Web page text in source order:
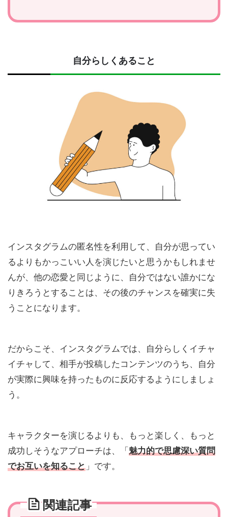
自分らしくあること
インスタグラムの匿名性を利用して、自分が思ってい
るよりもかっこいい人を演じたいと思うかもしれませ
んが、他の恋愛と同じように、自分ではない誰かにな
りきろうとすることは、その後のチャンスを確実に失
うことになります。
だからこそ、インスタグラムでは、自分らしくイチャ
イチャして、相手が投稿したコンテンツのうち、自分
が実際に興味を持ったものに反応するようにしましょ
う。
キャラクターを演じるよりも、もっと楽しく、もっと
成功しそうなアプローチは、「 魅力的で思慮深い質問
でお互いを知ること 」です。
関連記事